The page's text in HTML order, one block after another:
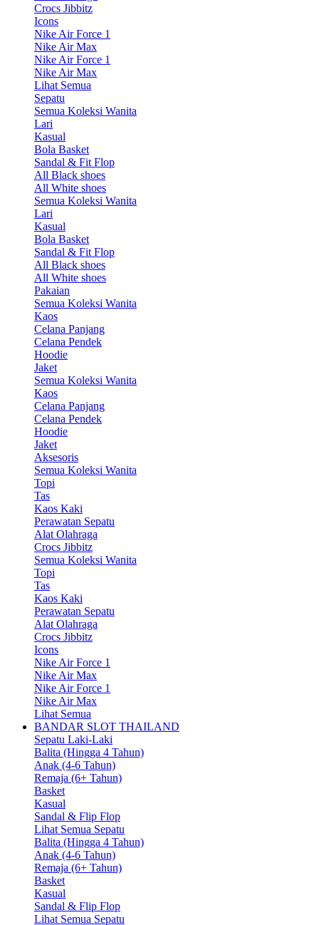
Crocs Jibbitz
Icons
Nike Air Force 1
Nike Air Max
Nike Air Force 1
Nike Air Max
Lihat Semua
Sepatu
Semua Koleksi Wanita
Lari
Kasual
Bola Basket
Sandal & Fit Flop
All Black shoes
All White shoes
Semua Koleksi Wanita
Lari
Kasual
Bola Basket
Sandal & Fit Flop
All Black shoes
All White shoes
Pakaian
Semua Koleksi Wanita
Kaos
Celana Panjang
Celana Pendek
Hoodie
Jaket
Semua Koleksi Wanita
Kaos
Celana Panjang
Celana Pendek
Hoodie
Jaket
Aksesoris
Semua Koleksi Wanita
Topi
Tas
Kaos Kaki
Perawatan Sepatu
Alat Olahraga
Crocs Jibbitz
Semua Koleksi Wanita
Topi
Tas
Kaos Kaki
Perawatan Sepatu
Alat Olahraga
Crocs Jibbitz
Icons
Nike Air Force 1
Nike Air Max
Nike Air Force 1
Nike Air Max
Lihat Semua
BANDAR SLOT THAILAND
Sepatu Laki-Laki
Balita (Hingga 4 Tahun)
Anak (4-6 Tahun)
Remaja (6+ Tahun)
Basket
Kasual
Sandal & Flip Flop
Lihat Semua Sepatu
Balita (Hingga 4 Tahun)
Anak (4-6 Tahun)
Remaja (6+ Tahun)
Basket
Kasual
Sandal & Flip Flop
Lihat Semua Sepatu